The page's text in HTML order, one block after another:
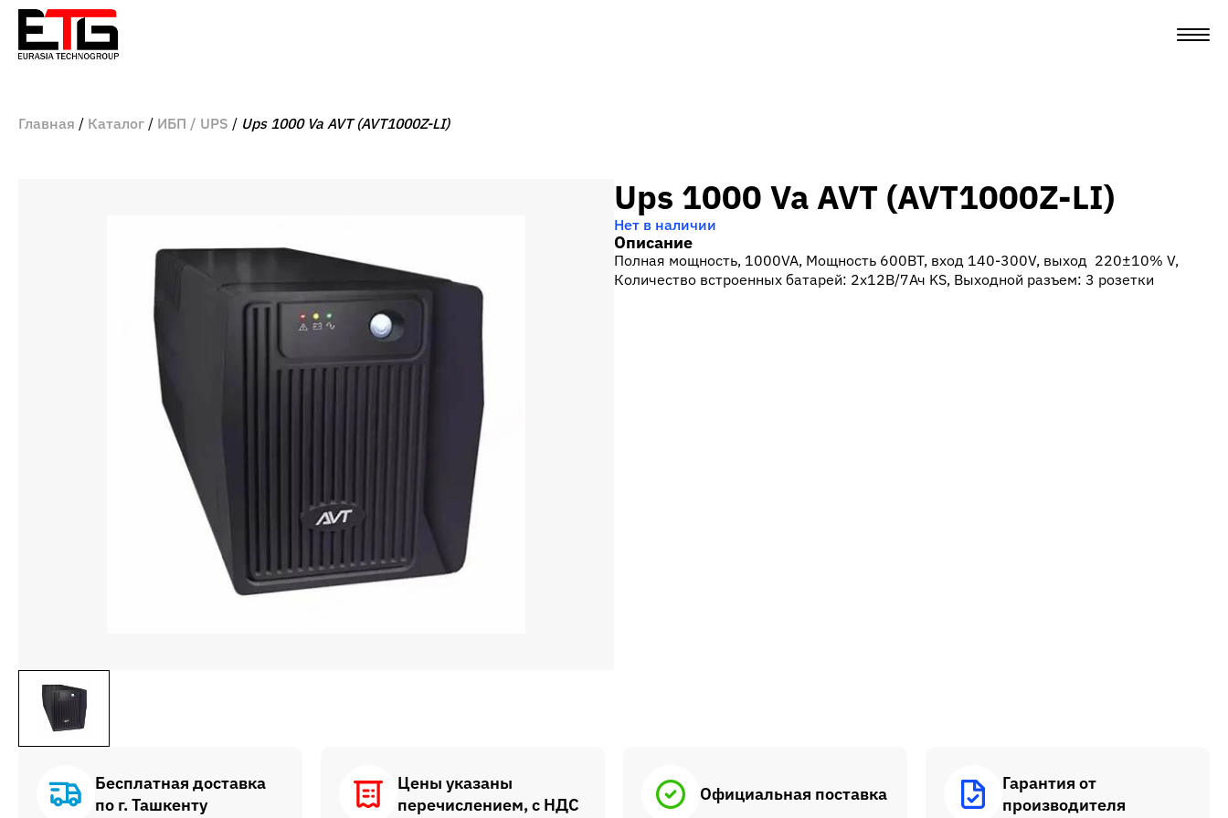
Главная Каталог ИБП / UPS Ups 1000 Va AVT (AVT1000Z-LI)
Ups 1000 Va AVT (AVT1000Z-LI)
Нет в наличии
Описание
Полная мощность, 1000VA, Мощность 600ВТ, вход 140-300V, выход 220±10% V,
Количество встроенных батарей: 2х12В/7Ач KS, Выходной разъем: 3 розетки
Бесплатная доставка
по г. Ташкенту
Цены указаны
перечислением, с НДС
Официальная поставка
Гарантия от
производителя